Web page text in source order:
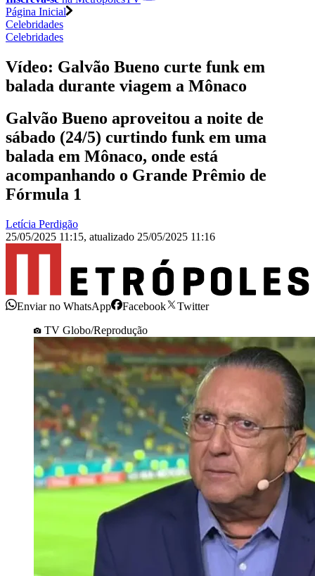
Página Inicial
Celebridades
Celebridades
Vídeo: Galvão Bueno curte funk em
balada durante viagem a Mônaco
Galvão Bueno aproveitou a noite de
sábado (24/5) curtindo funk em uma
balada em Mônaco, onde está
acompanhando o Grande Prêmio de
Fórmula 1
Letícia Perdigão
25/05/2025 11:15, atualizado 25/05/2025 11:16
Enviar no WhatsApp Facebook
Twitter
TV Globo/Reprodução